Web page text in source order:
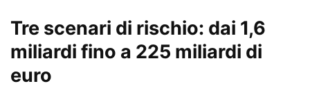
Tre scenari di rischio: dai 1,6
miliardi fino a 225 miliardi di
euro